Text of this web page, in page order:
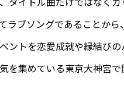
ラブソングであることから
ントを恋愛成就や縁結びの
を集めている東京大神宮で